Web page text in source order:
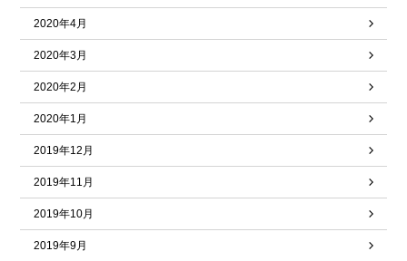
2020年4月
2020年3月
2020年2月
2020年1月
2019年12月
2019年11月
2019年10月
2019年9月